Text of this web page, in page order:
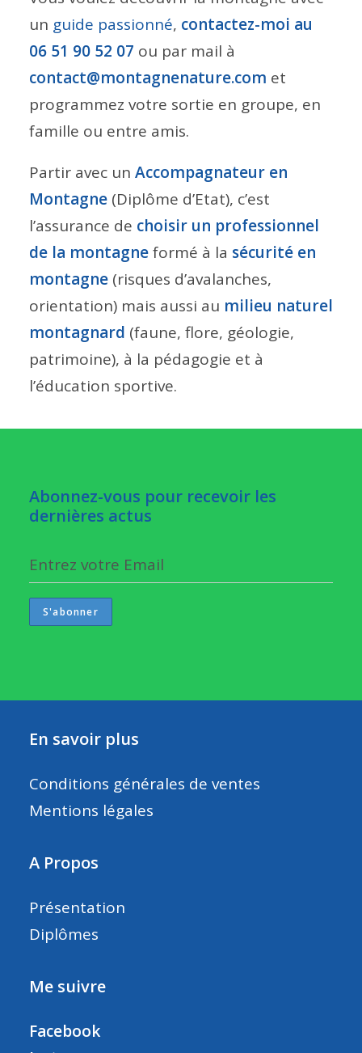
un guide passionné, contactez-moi au
06 51 90 52 07 ou par mail à
contact@montagnenature.com et
programmez votre sortie en groupe, en
famille ou entre amis.
Partir avec un Accompagnateur en
Montagne (Diplôme d’Etat), c’est
l’assurance de choisir un professionnel
de la montagneformé à la sécurité en
montagne (risques d’avalanches,
orientation) mais aussi au milieu naturel
montagnard (faune, flore, géologie,
patrimoine), à la pédagogie et à
l’éducation sportive.
Abonnez-vous pour recevoir les
dernières actus
En savoir plus
Conditions générales de ventes
Mentions légales
A Propos
Présentation
Diplômes
Me suivre
Facebook